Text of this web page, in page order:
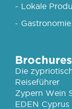
- Lokale
-
Die
Reiseführer
Zypern Wein
EDEN Cyprus